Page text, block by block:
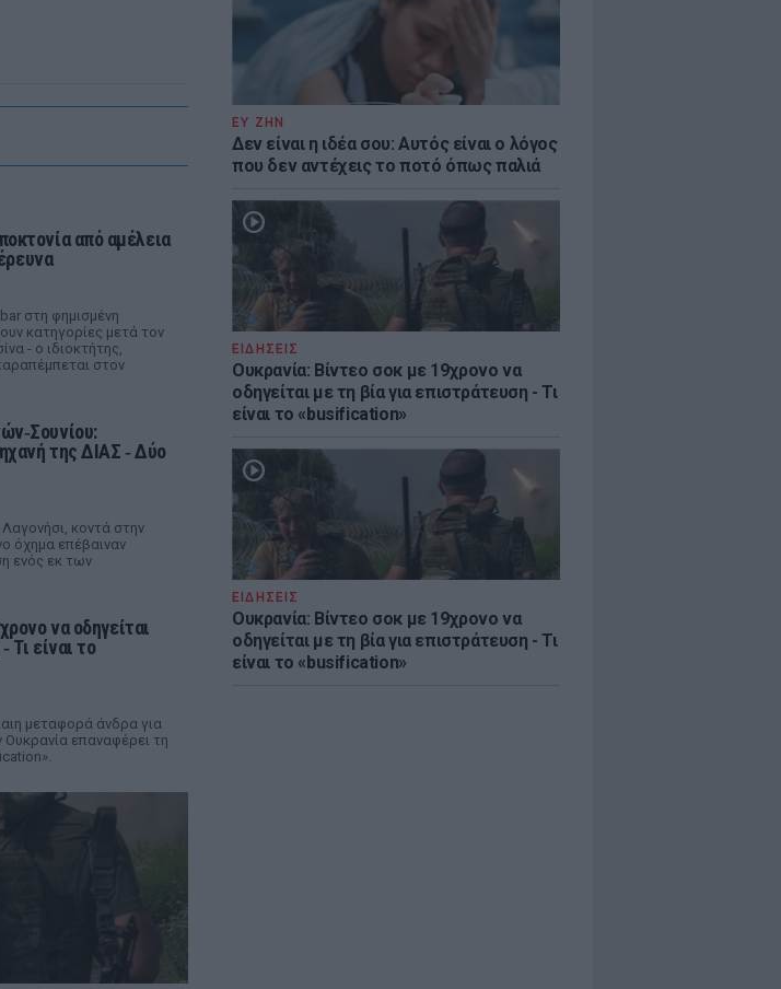
ΕΥ ΖΗΝ
Δεν είναι η ιδέα σου: Αυτός είναι ο λόγος
που δεν αντέχεις το ποτό όπως παλιά
ΕΙΔΗΣΕΙΣ
Ουκρανία: Βίντεο σοκ με 19χρονο να
οδηγείται με τη βία για επιστράτευση - Τι
είναι το «busification»
ΕΙΔΗΣΕΙΣ
Ουκρανία: Βίντεο σοκ με 19χρονο να
οδηγείται με τη βία για επιστράτευση - Τι
είναι το «busification»
από αμέλεια
στη φημισμένη
κατηγορίες μετά τον
- ο ιδιοκτήτης,
στον
της ΔΙΑΣ ‑ Δύο
κοντά στην
όχημα επέβαιναν
ενός εκ των
να οδηγείται
Τι είναι το
μεταφορά άνδρα για
επαναφέρει τη